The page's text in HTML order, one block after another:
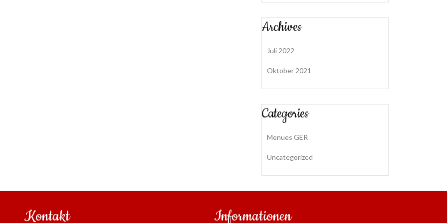
Archives
Juli 2022
Oktober 2021
Categories
Menues GER
Uncategorized
Kontakt Informationen